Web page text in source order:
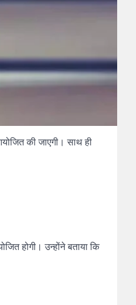
की जाएगी। साथ ही
होगी। उन्होंने बताया कि